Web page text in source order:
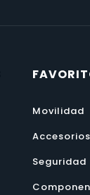
Movilidad
Accesorios
Seguridad